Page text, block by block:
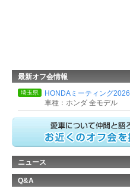
最新オフ会情報
埼玉県
HONDAミーティング2026
車種：ホンダ 全モデル
ニュース
Q&A